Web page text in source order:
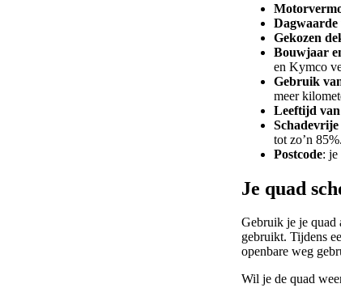
Dagwaarde
Gekozen
Bouwjaar
en Kymco
Gebruik
meer
Leeftijd
tot zo’n 85%.
Postcode: je
Je quad
Gebruik je je quad
gebruikt. Tijdens
openbare weg
Wil je de quad